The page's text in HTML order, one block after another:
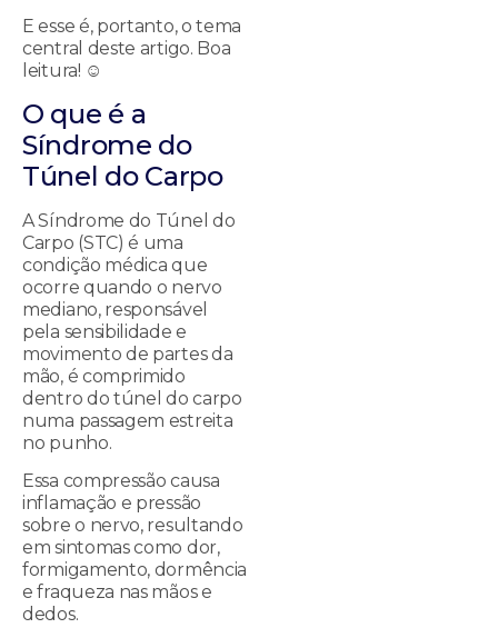
E esse é, portanto, o tema
central deste artigo. Boa
leitura! ☺
O que é a
Síndrome do
Túnel do Carpo
A Síndrome do Túnel do
Carpo (STC) é uma
condição médica que
ocorre quando o nervo
mediano, responsável
pela sensibilidade e
movimento de partes da
mão, é comprimido
dentro do túnel do carpo
numa passagem estreita
no punho.
Essa compressão causa
inflamação e pressão
sobre o nervo, resultando
em sintomas como dor,
formigamento, dormência
e fraqueza nas mãos e
dedos.